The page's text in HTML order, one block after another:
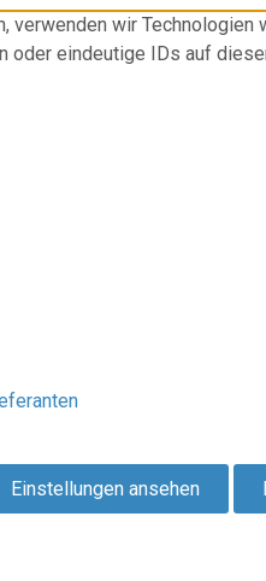
verwenden wir
oder eindeutige IDs auf
Einstellungen ansehen